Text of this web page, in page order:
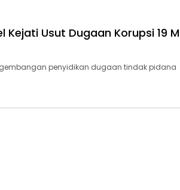
Kejati Usut Dugaan Korupsi 19 M
penyidikan dugaan tindak pidana